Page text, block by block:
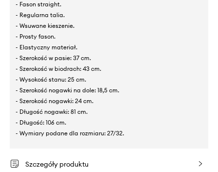
- Fason straight.
- Regularna talia.
- Wsuwane kieszenie.
- Prosty fason.
- Elastyczny materiał.
- Szerokość w pasie: 37 cm.
- Szerokość w biodrach: 43 cm.
- Wysokość stanu: 25 cm.
- Szerokość nogawki na dole: 18,5 cm.
- Szerokość nogawki: 24 cm.
- Długość nogawki: 81 cm.
- Długość: 106 cm.
- Wymiary podane dla rozmiaru: 27/32.
Szczegóły produktu